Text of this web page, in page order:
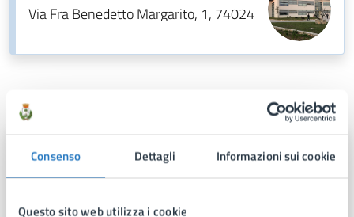
Consenso Dettagli Informazioni sui cookie
Questo sito web utilizza i cookie
Via Fra Benedetto Margarito, 1, 74024
Contatti
Trasporto Locale
Telefono:0999702242